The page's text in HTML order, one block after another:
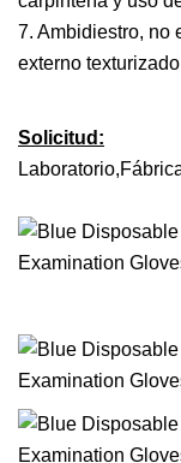
7. Ambidiestro, no
externo
Solicitud: